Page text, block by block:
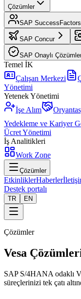
Çözümler
SAP SuccessFactors
SAP Concur
SAP Onaylı
Temel İK
Çalışan Merkezi
Yönetimi
Yetenek Yönetimi
İşe Alım
Yedekleme ve Kariyer
Ücret Yönetimi
İş Analitikleri
Work Zone
Çözümler
EtkinliklerHaberler
Destek portalı
TR EN
Çözümler
Vesa
SAP S/4HANA odaklı
süreçlerinizi tek çatı